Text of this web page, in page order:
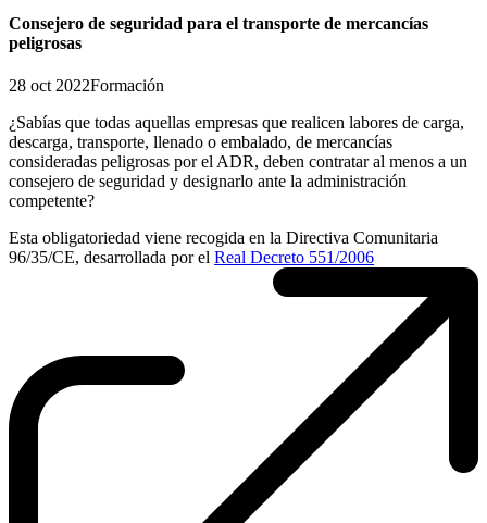
Consejero de seguridad para el transporte de mercancías
peligrosas
28 oct 2022Formación
¿Sabías que todas aquellas empresas que realicen labores de carga,
descarga, transporte, llenado o embalado, de mercancías
consideradas peligrosas por el ADR, deben contratar al menos a un
consejero de seguridad y designarlo ante la administración
competente?
Esta obligatoriedad viene recogida en la Directiva Comunitaria
96/35/CE, desarrollada por el Real Decreto 551/2006